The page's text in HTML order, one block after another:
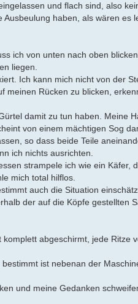
und flach sind, also
haben, als wären es
ich von unten nach oben
liegen.
Ich kann mich nicht von der
Rücken zu blicken,
damit zu tun haben. Meine
von einem mächtigen Sog
so dass beide Teile
ich nichts ausrichten.
strampele ich wie ein Käfer,
mich total hilflos.
auch die Situation
der auf die Köpfe gestellten
abgeschirmt, jede Ritze
ist nebenan der
und meine Gedanken